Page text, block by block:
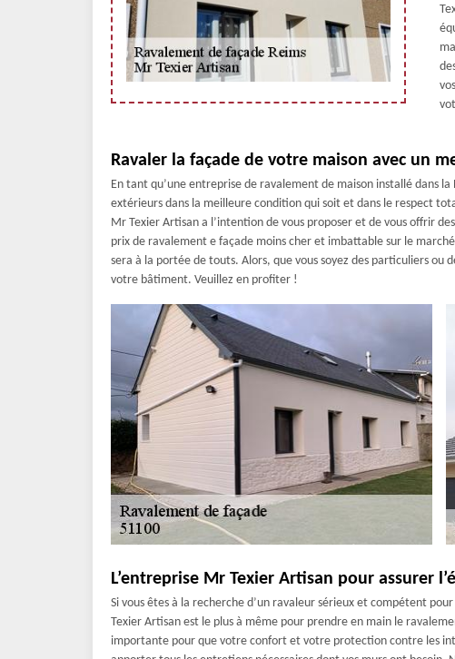
Ravaler la façade de votre maison avec un
En tant qu’une entreprise de ravalement de maison installé dans
extérieurs dans la meilleure condition qui soit et dans le respect
Mr Texier Artisan a l’intention de vous proposer et de vous offrir
prix de ravalement e façade moins cher et imbattable sur le
sera à la portée de touts. Alors, que vous soyez des particuliers ou
votre bâtiment. Veuillez en profiter !
L’entreprise Mr Texier Artisan pour assurer
Si vous êtes à la recherche d’un ravaleur sérieux et compétent
Texier Artisan est le plus à même pour prendre en main le
importante pour que votre confort et votre protection contre les